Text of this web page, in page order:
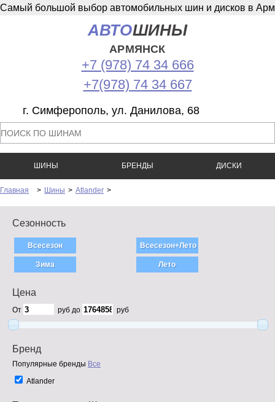
Самый большой выбор автомобильных шин и дисков в
АВТОШИНЫ
АРМЯНСК
+7 (978) 74 34 666
+7(978) 74 34 667
г. Симферополь, ул. Данилова, 68
ШИНЫ БРЕНДЫ ДИСКИ
Главная > Шины > Atlander >
Сезонность
Цена
От руб до руб
Бренд
Популярные бренды Все
Atlander